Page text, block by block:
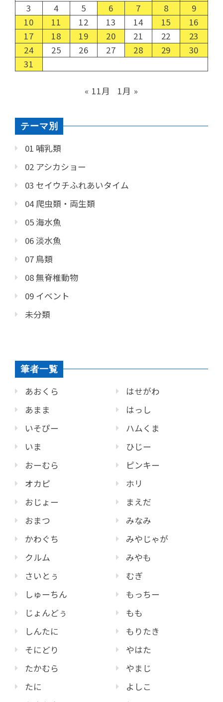
3
4 5 6 7 8
9
10
11 12 13 14 15
16
17
18 19 20 21 22
23
24
25 26 27 28 29
30
31
« 11月 1月 »
テーマ別
01 哺乳類
02 アシカショー
03 セイウチふれあいタイム
04 爬虫類・両生類
05 海水魚
06 淡水魚
07 鳥類
08 無脊椎動物
09 イベント
未分類
筆者一覧
あおくら
あまま
いそぴー
いま
おーむら
オカピ
おじょー
おまつ
かわぐち
クルム
さいとぅ
しゅーちん
じょんどぅ
しんたに
そにどり
たかむら
たに
はせがわ
はっし
ハムくま
ひじー
ピンキー
ホリ
まえだ
みなみ
みやじゃが
みやも
むぎ
もっちー
もも
もりたき
やはた
やまじ
よしこ